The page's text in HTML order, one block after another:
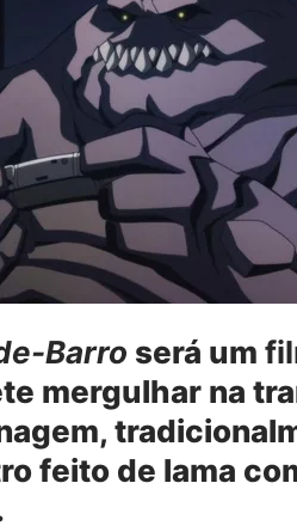
Barro será um
mergulhar na
feito de lama